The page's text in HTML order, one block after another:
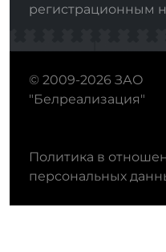
регистрационным
© 2009-2026 ЗАО
"Белреализация"
Политика в
персональных